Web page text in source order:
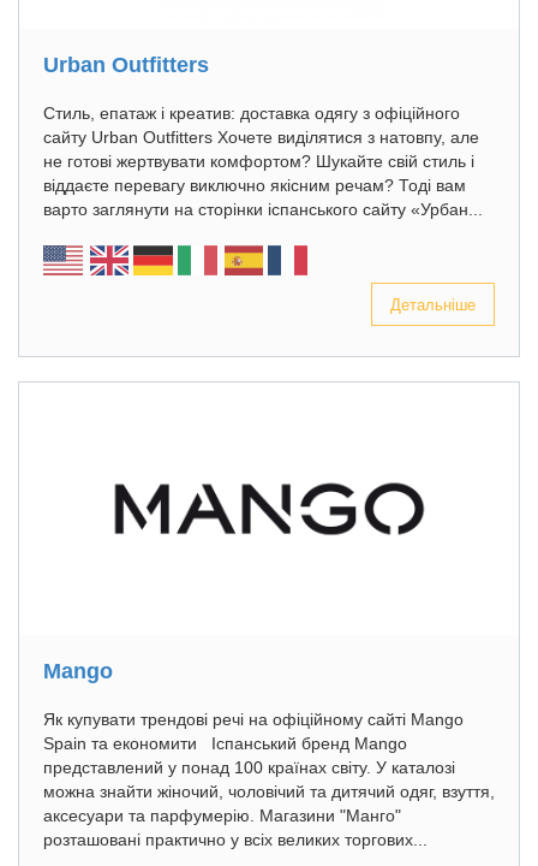
Urban Outfitters
Стиль, епатаж і креатив: доставка одягу з офіційного
сайту Urban Outfitters Хочете виділятися з натовпу, але
не готові жертвувати комфортом? Шукайте свій стиль і
віддаєте перевагу виключно якісним речам? Тоді вам
варто заглянути на сторінки іспанського сайту «Урбан...
Детальніше
Mango
Як купувати трендові речі на офіційному сайті Mango
Spain та економити Іспанський бренд Mango
представлений у понад 100 країнах світу. У каталозі
можна знайти жіночий, чоловічий та дитячий одяг, взуття,
аксесуари та парфумерію. Магазини "Манго"
розташовані практично у всіх великих торгових...